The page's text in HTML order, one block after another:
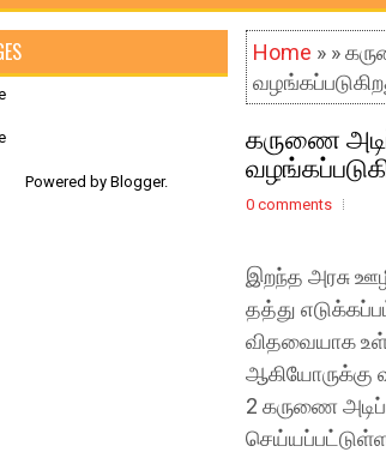
Home » »
கருணை
0 comments
இறந்த அரசு
தத்து
விதவையாக
ஆகியோருக்கு
2 கருணை
Powered by Blogger.